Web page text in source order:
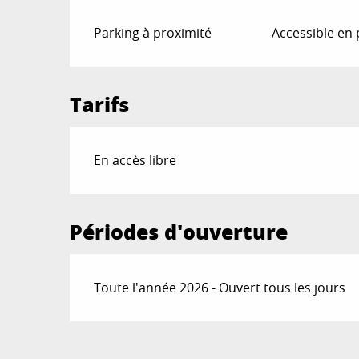
Parking à proximité Accessible en
Tarifs
En accès libre
Périodes d'ouverture
Toute l'année 2026 - Ouvert tous les jours